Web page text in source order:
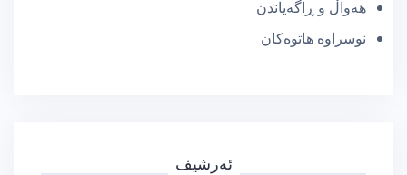
هەواڵ و ڕاگەیاندن
نوسراوە هاتوەکان
ئەرشیف